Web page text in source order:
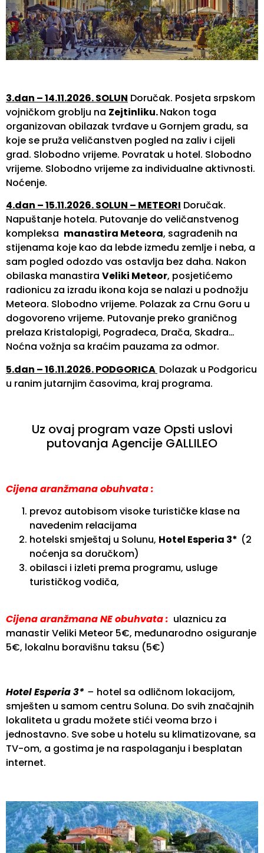
3.dan – 14.11.2026. SOLUN Doručak. Posjeta srpskom
vojničkom groblju na Zejtinliku.Nakon toga
organizovan obilazak tvrđave u Gornjem gradu, sa
koje se pruža veličanstven pogled na zaliv i cijeli
grad. Slobodno vrijeme. Povratak u hotel. Slobodno
vrijeme. Slobodno vrijeme za individualne aktivnosti.
Noćenje.
4.dan – 15.11.2026. SOLUN – METEORI Doručak.
Napuštanje hotela. Putovanje do veličanstvenog
kompleksa manastira Meteora, sagrađenih na
stijenama koje kao da lebde između zemlje i neba, a
sam pogled odozdo vas ostavlja bez daha. Nakon
obilaska manastira Veliki Meteor, posjetićemo
radionicu za izradu ikona koja se nalazi u podnožju
Meteora. Slobodno vrijeme. Polazak za Crnu Goru u
dogovoreno vrijeme. Putovanje preko graničnog
prelaza Kristalopigi, Pogradeca, Drača, Skadra…
Noćna vožnja sa kraćim pauzama za odmor.
5.dan – 16.11.2026. PODGORICA Dolazak u Podgoricu
u ranim jutarnjim časovima, kraj programa.
Uz ovaj program vaze Opsti uslovi
putovanja Agencije GALLILEO
Cijena aranžmana obuhvata :
prevoz autobisom visoke turističke klase na
navedenim relacijama
hotelski smještaj u Solunu, Hotel Esperia 3* (2
noćenja sa doručkom)
obilasci i izleti prema programu, usluge
turističkog vodiča,
Cijena aranžmana NE obuhvata : ulaznicu za
manastir Veliki Meteor 5€, međunarodno osiguranje
5€, lokalnu boravišnu taksu (5€)
Hotel Esperia 3* – hotel sa odličnom lokacijom,
smješten u samom centru Soluna. Do svih značajnih
lokaliteta u gradu možete stići veoma brzo i
jednostavno. Sve sobe u hotelu su klimatizovane, sa
TV-om, a gostima je na raspolaganju i besplatan
internet.